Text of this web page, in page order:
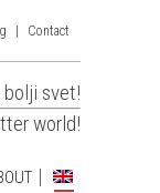
Contact
bolji svet!
world!